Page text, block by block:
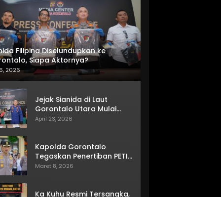
Filipina Diselundupkan ke
Siapa Aktornya?
2026
Jejak Sianida di Laut
Gorontalo Utara Mulai
Terkuak
April 23, 2026
Kapolda Gorontalo
Tegaskan Penertiban PETI
Terus Berjalan
Maret 8, 2026
Ka Kuhu Resmi Tersangka,